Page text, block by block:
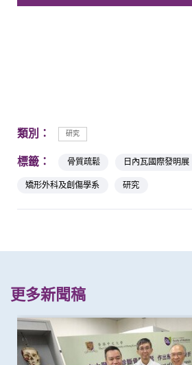
類別： 研究
標籤： 骨質疏鬆 日內瓦國際發明展
矯形外科及創傷學系
研究
更多新聞稿